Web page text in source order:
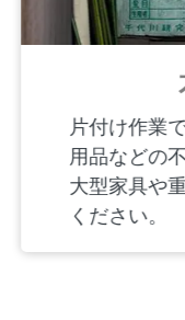
片付け作業
用品などの
大型家具や
ください。